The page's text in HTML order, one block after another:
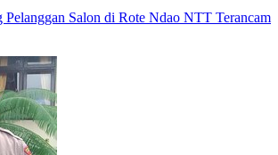
Pelanggan Salon di Rote Ndao NTT Terancam